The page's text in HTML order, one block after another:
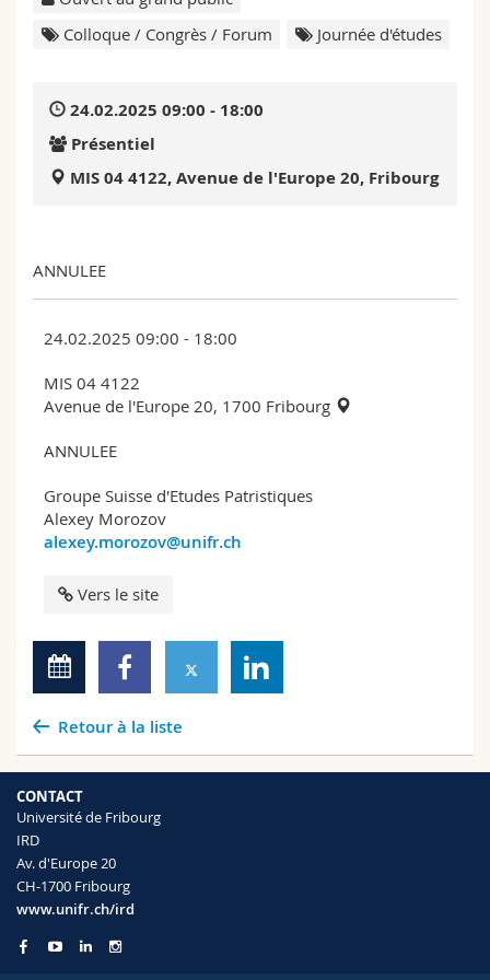
Sciences et médecine
Collaborateurs
MyUnifr
Colloque / Congrès / Forum
Journée d'études
24.02.2025 09:00 - 18:00
Présentiel
MIS 04 4122, Avenue de l'Europe 20, Fribourg
ANNULEE
24.02.2025 09:00 - 18:00
MIS 04 4122
Avenue de l'Europe 20, 1700 Fribourg
ANNULEE
Groupe Suisse d'Etudes Patristiques
Alexey Morozov
alexey.morozov@unifr.ch
Vers le site
Retour à la liste
CONTACT
Université de Fribourg
IRD
Av. d'Europe 20
CH-1700 Fribourg
www.unifr.ch/ird